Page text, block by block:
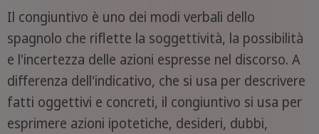
Il congiuntivo è uno dei modi verbali dello
spagnolo che riflette la soggettività, la possibilità
e l'incertezza delle azioni espresse nel discorso. A
differenza dell'indicativo, che si usa per descrivere
fatti oggettivi e concreti, il congiuntivo si usa per
esprimere azioni ipotetiche, desideri, dubbi,